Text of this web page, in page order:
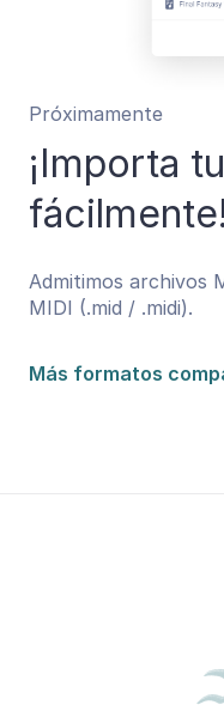
Próximamente
¡Importa
fácilmente!
Admitimos archivos
MIDI (.mid / .midi).
Más formatos